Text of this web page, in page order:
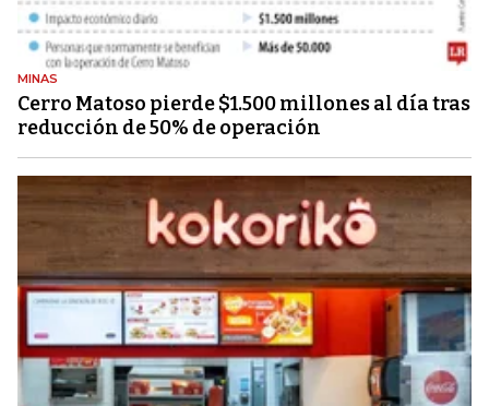
MINAS
Cerro Matoso pierde $1.500 millones al día tras
reducción de 50% de operación